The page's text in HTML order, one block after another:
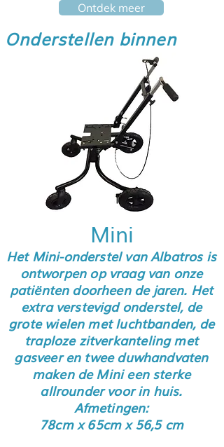
Ontdek meer
Onderstellen binnen
Mini
Het Mini-onderstel van Albatros is
ontworpen op vraag van onze
patiënten doorheen de jaren. Het
extra verstevigd onderstel, de
grote wielen met luchtbanden, de
traploze zitverkanteling met
gasveer en twee duwhandvaten
maken de Mini een sterke
allrounder voor in huis.
Afmetingen:
78cm x 65cm x 56,5 cm